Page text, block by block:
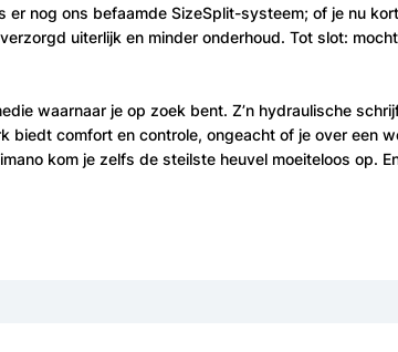
nog ons befaamde SizeSplit-systeem; of je nu
uiterlijk en minder onderhoud. Tot slot:
waarnaar je op zoek bent. Z’n hydraulische
comfort en controle, ongeacht of je over een
kom je zelfs de steilste heuvel moeiteloos op.